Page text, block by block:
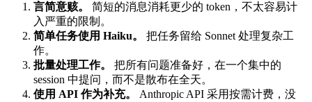
言简意赅。
简短的消息消耗更少的 token，不太容易计
入严重的限制。
简单任务使用 Haiku。
把任务留给 Sonnet 处理复杂工
作。
批量处理工作。
把所有问题准备好，在一个集中的
session 中提问，而不是散布在全天。
使用 API 作为补充。
Anthropic API 采用按需计费，没